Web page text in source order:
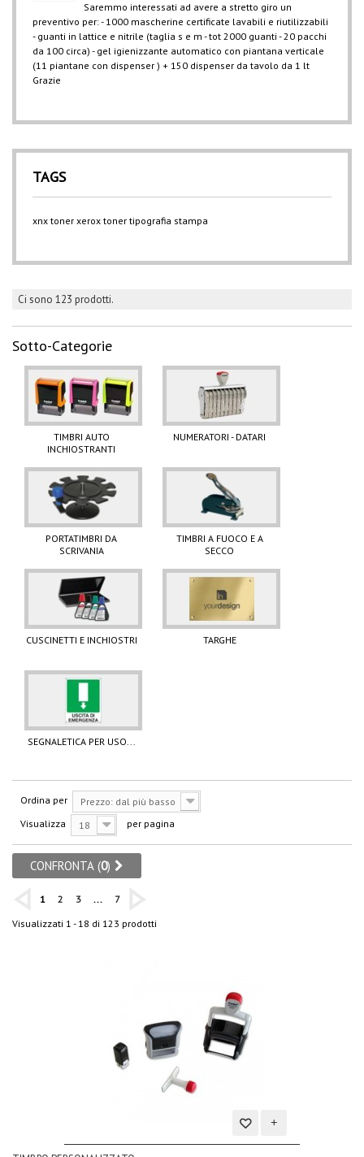
Saremmo interessati ad avere a stretto giro un
preventivo per: - 1000 mascherine certificate lavabili e riutilizzabili
- guanti in lattice e nitrile (taglia s e m - tot 2000 guanti - 20 pacchi
da 100 circa) - gel igienizzante automatico con piantana verticale
(11 piantane con dispenser ) + 150 dispenser da tavolo da 1 lt
Grazie
TAGS
xnx toner xerox toner tipografia stampa
Ci sono 123 prodotti.
Sotto-Categorie
TIMBRI AUTO
INCHIOSTRANTI
NUMERATORI - DATARI
PORTATIMBRI DA
SCRIVANIA
TIMBRI A FUOCO E A
SECCO
CUSCINETTI E INCHIOSTRI TARGHE
SEGNALETICA PER USO...
Ordina per
Prezzo: dal più basso
Visualizza
18 per pagina
CONFRONTA (0)
1 2 3 ...
7
Visualizzati 1 - 18 di 123 prodotti
Aggiungi